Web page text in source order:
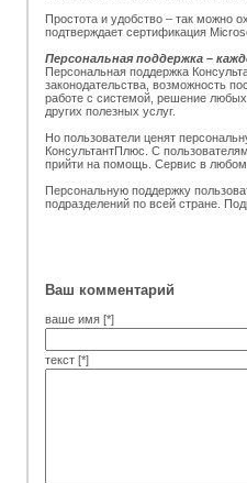
Простота и удобство – так можно
подтверждает сертификация
Персональная поддержка –
Персональная поддержка
законодательства, возможность
работе с системой, решение
других полезных услуг.
Но пользователи ценят
КонсультантПлюс. С
прийти на помощь. Сервис в любом
Персональную поддержку
подразделений по всей стране.
Ваш комментарий
ваше имя [*]
текст [*]